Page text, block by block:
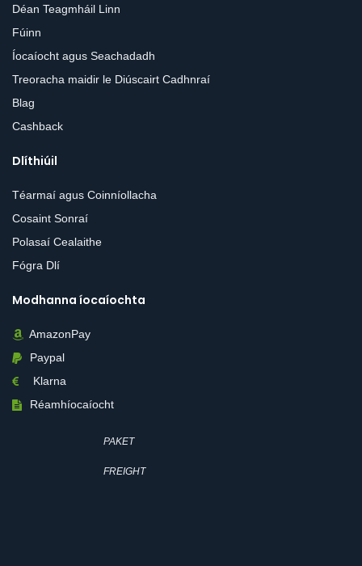
Déan Teagmháil Linn
Fúinn
Íocaíocht agus Seachadadh
Treoracha maidir le Diúscairt Cadhnraí
Blag
Cashback
Dlíthiúil
Téarmaí agus Coinníollacha
Cosaint Sonraí
Polasaí Cealaithe
Fógra Dlí
Modhanna íocaíochta
AmazonPay
Paypal
Klarna
Réamhíocaíocht
PAKET
FREIGHT